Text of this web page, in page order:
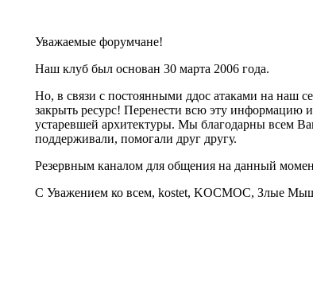
Уважаемые форумчане!
Наш клуб был основан 30 марта 2006 года.
Но, в связи с постоянными ддос атаками на наш
закрыть ресурс! Перенести всю эту информацию
устаревшей архитектуры. Мы благодарны всем
поддерживали, помогали друг другу.
Резервным каналом для общения на данный
С Уважением ко всем, kostet, KOCMOC, Злые